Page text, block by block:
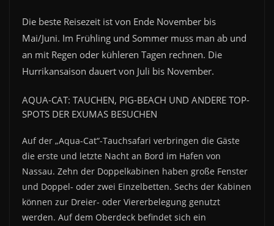
Die beste Reisezeit ist von Ende November bis
Mai/Juni. Im Frühling und Sommer muss man ab und
an mit Regen oder kühleren Tagen rechnen. Die
Hurrikansaison dauert von Juli bis November.
AQUA-CAT: TAUCHEN, PIG-BEACH UND ANDERE TOP-
SPOTS DER EXUMAS BESUCHEN
Auf der „Aqua-Cat“-Tauchsafari verbringen die Gäste
die erste und letzte Nacht an Bord im Hafen von
Nassau. Zehn der Doppelkabinen haben große Fenster
und Doppel- oder zwei Einzelbetten. Sechs der Kabinen
können zur Dreier- oder Viererbelegung genutzt
werden. Auf dem Oberdeck befindet sich ein